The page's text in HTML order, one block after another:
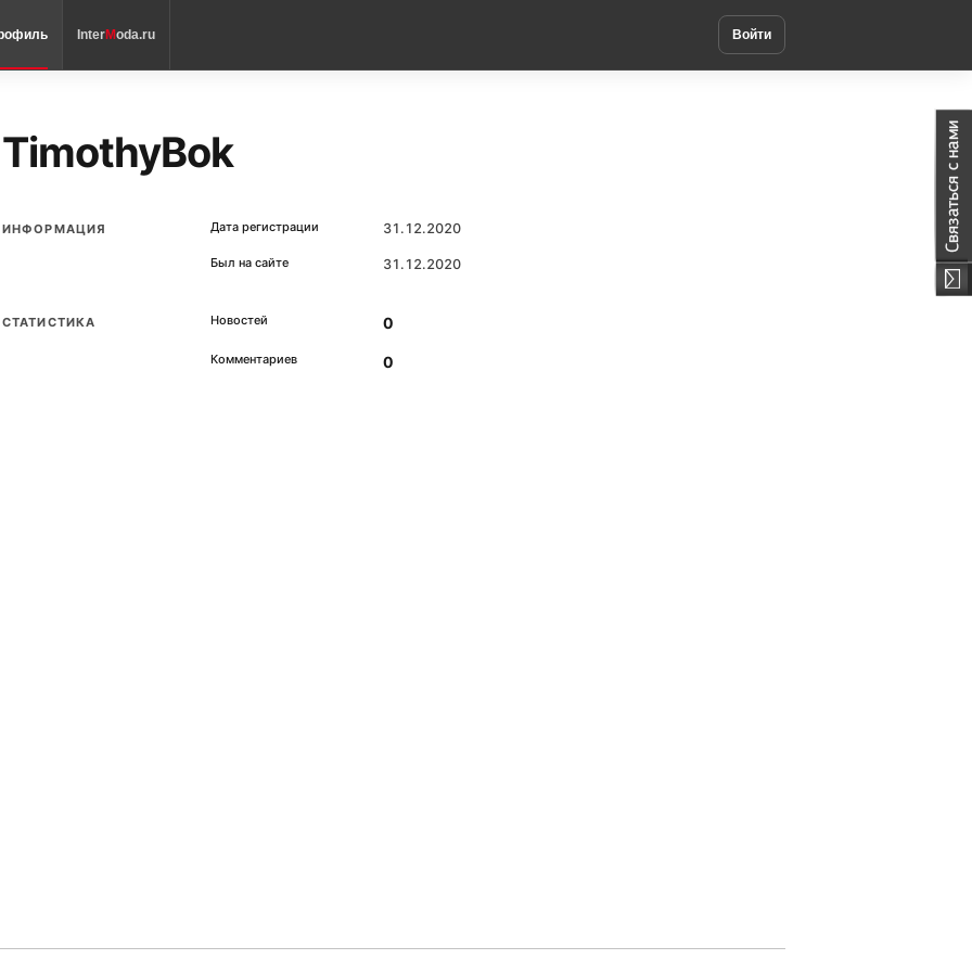
InterModa.ru Войти
TimothyBok
ИНФОРМАЦИЯ Дата регистрации 31.12.2020
Был на сайте 31.12.2020
СТАТИСТИКА Новостей 0
Комментариев 0